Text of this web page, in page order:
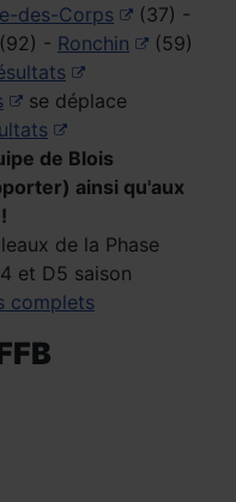
des-Corps
(37) -
(92) - Ronchin
(59)
se déplace
de Blois
ainsi qu'aux
de la Phase
et D5 saison
complets